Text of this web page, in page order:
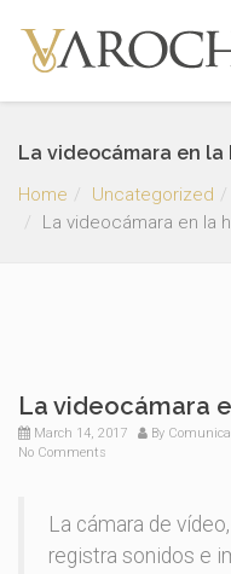
La videocámara en la
Home Uncategorized
La videocámara en la
La videocámara
March 14, 2017 By
No Comments
La cámara de
registra sonidos e